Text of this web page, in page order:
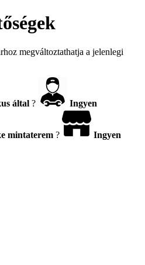
megváltoztathatja a jelenlegi
által ? Ingyen
mintaterem ?
Ingyen